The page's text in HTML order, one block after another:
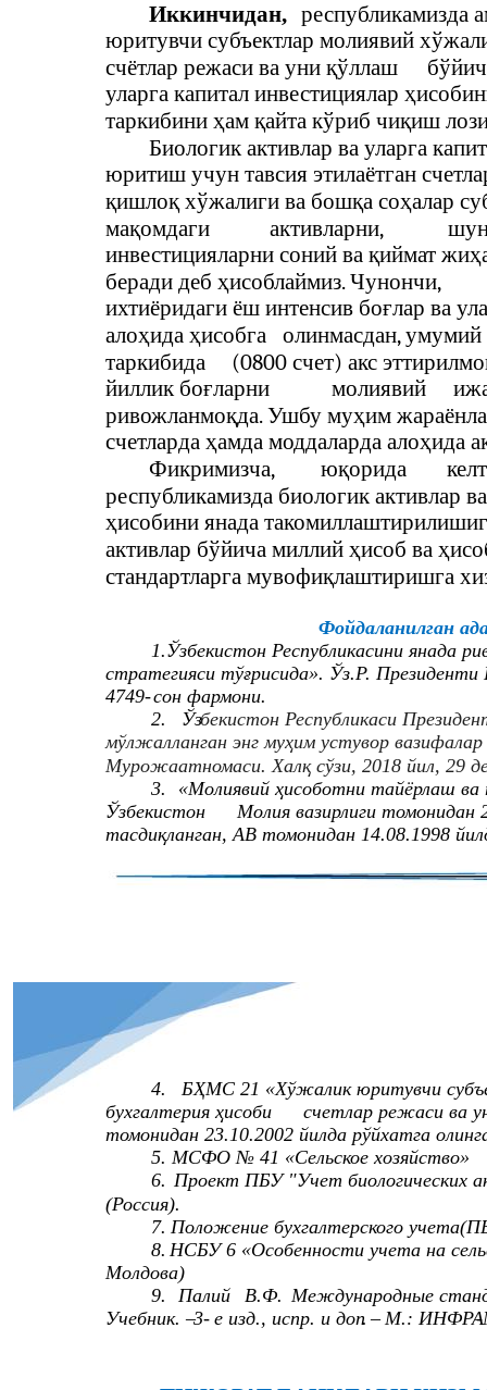
Иккинчидан, республикамизда
юритувчи субъектлар молиявий
счётлар режаси ва уни қўллаш
уларга капитал инвестициялар
таркибини ҳам қайта кўриб чиқиш
Биологик активлар ва уларга
юритиш учун тавсия этилаётган
қишлоқ хўжалиги ва бошқа соҳалар
мақомдаги
активларни,
инвестицияларни соний ва қиймат
беради деб ҳисоблаймиз. Чунончи,
ихтиёридаги ёш интенсив боғлар ва
алоҳида ҳисобга
олинмасдан, умумий
таркибида
(0800 счет) акс
йиллик боғларни
молиявий
ривожланмоқда. Ушбу муҳим
счетларда ҳамда моддаларда алоҳида
Фикримизча,
юқорида
республикамизда биологик активлар
ҳисобини янада
активлар бўйича миллий ҳисоб ва
стандартларга мувофиқлаштиришга
Фойдаланилган
1.Ўзбекистон Республикасини янада
стратегияси тўғрисида». Ўз.Р.
4749-сон фармони.
2.
Ўзбекистон Республикаси
мўлжалланган энг муҳим устувор вазифалар
Мурожаатномаси. Халқ сўзи, 2018 йил, 29
3.
«Молиявий ҳисоботни тайёрлаш
Ўзбекистон
Молия вазирлиги томонидан
тасдиқланган, АВ томонидан 14.08.1998
4.
БҲМС 21 «Хўжалик юритувчи
бухгалтерия ҳисоби
счетлар режаси ва
томонидан 23.10.2002 йилда рўйхатга
5. МСФО № 41 «Сельское хозяйство»
6. Проект ПБУ "Учет биологических
(Россия).
7. Положение бухгалтерского
8. НСБУ 6 «Особенности учета на
Молдова)
9.
Палий В.Ф. Международные
Учебник. –3- е изд., испр. и доп. – М.: ИНФРА
-